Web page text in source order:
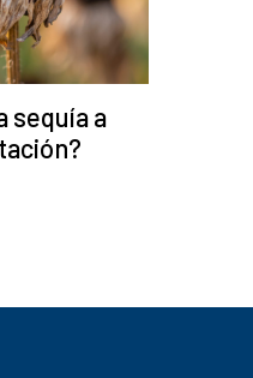
sequía a